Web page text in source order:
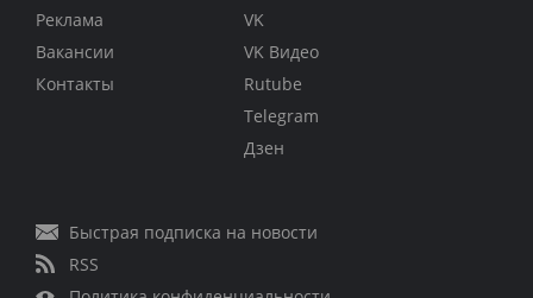
Реклама
Вакансии
Контакты
VK
VK Видео
Rutube
Telegram
Дзен
Быстрая подписка на новости
RSS